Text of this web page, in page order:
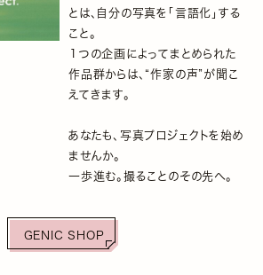
とは、自分の写真を「言語化」する
こと。
１つの企画によってまとめられた
作品群からは、“作家の声”が聞こ
えてきます。
あなたも、写真プロジェクトを始め
ませんか。
一歩進む。撮ることのその先へ。
GENIC SHOP